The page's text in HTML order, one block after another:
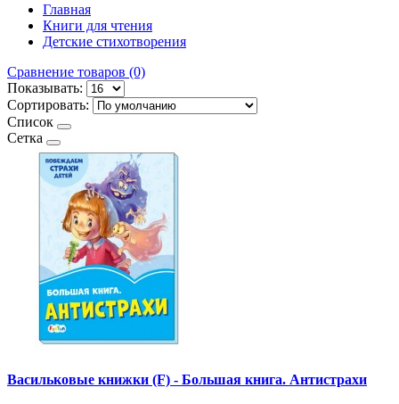
Главная
Книги для чтения
Детские стихотворения
Сравнение товаров (0)
Показывать:
Сортировать:
Список
Сетка
Васильковые книжки (F) - Большая книга. Антистрахи